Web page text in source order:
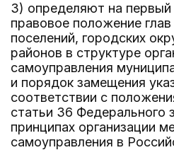
3) определяют на
правовое положение
поселений, городских
районов в структуре
самоуправления
и порядок замещения
соответствии с
статьи 36 Федерального
принципах организации
самоуправления в